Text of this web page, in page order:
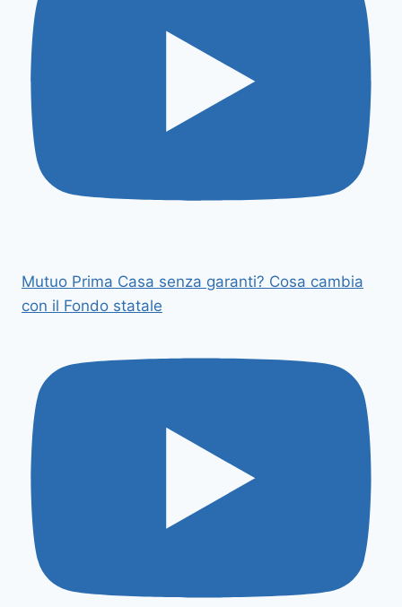
Mutuo Prima Casa senza garanti? Cosa cambia
con il Fondo statale